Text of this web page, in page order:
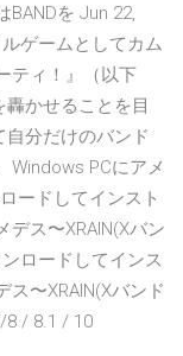
を Jun 22,
ゲームとしてカム
ティ！』（以下
轟かせることを目
分だけのバンド
Windows PCにアメ
ードしてインスト
ス〜XRAIN(Xバン
ロードしてインス
ス〜XRAIN(Xバンド
8 / 8.1 / 10